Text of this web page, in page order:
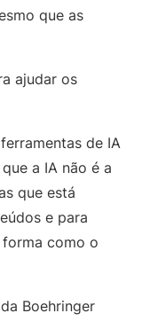
que as
ajudar os
de IA
a IA não é a
que está
e para
como o
Boehringer